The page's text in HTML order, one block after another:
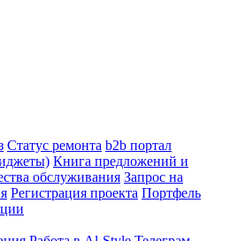
Статус ремонта b2b портал
Книга предложений и
обслуживания Запрос на
Регистрация проекта Портфель